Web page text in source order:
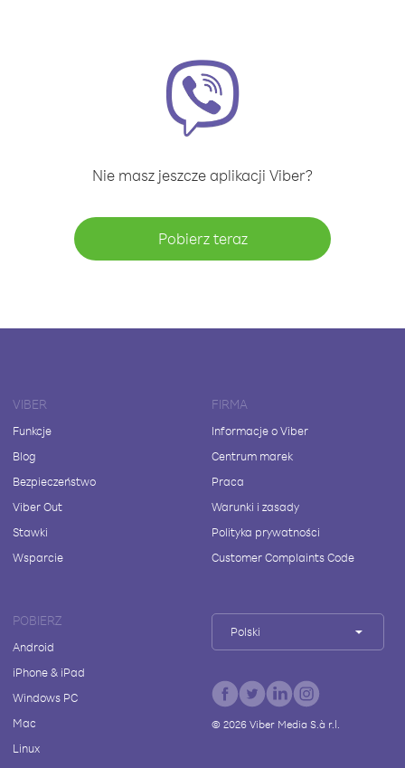
Nie masz jeszcze aplikacji Viber?
Pobierz teraz
VIBER
Funkcje
Blog
Bezpieczeństwo
Viber Out
Stawki
Wsparcie
FIRMA
Informacje o Viber
Centrum marek
Praca
Warunki i zasady
Polityka prywatności
Customer Complaints Code
POBIERZ
Android
iPhone & iPad
Windows PC
Mac
Linux
Polski
© 2026Viber Media S.à r.l.